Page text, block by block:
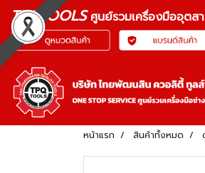
TPQTOOLSศูนย์รวมเครื่องมืออุตส
หน้าแรก สินค้าทั้งหมด